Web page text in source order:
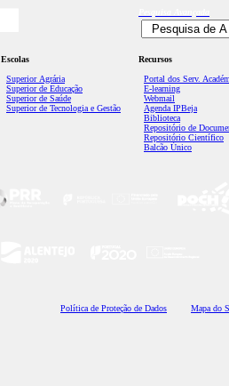
Escolas
Superior Agrária
Superior de Educação
Superior de Saúde
Superior de Tecnologia e Gestão
Recursos
Portal dos Serv.
E-learning
Webmail
Agenda IPBeja
Biblioteca
Repositório de
Repositório Científico
Balcão Único
Política de Proteção de Dados Mapa do